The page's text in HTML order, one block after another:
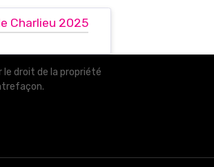
Charlieu 2025
droit de la propriété